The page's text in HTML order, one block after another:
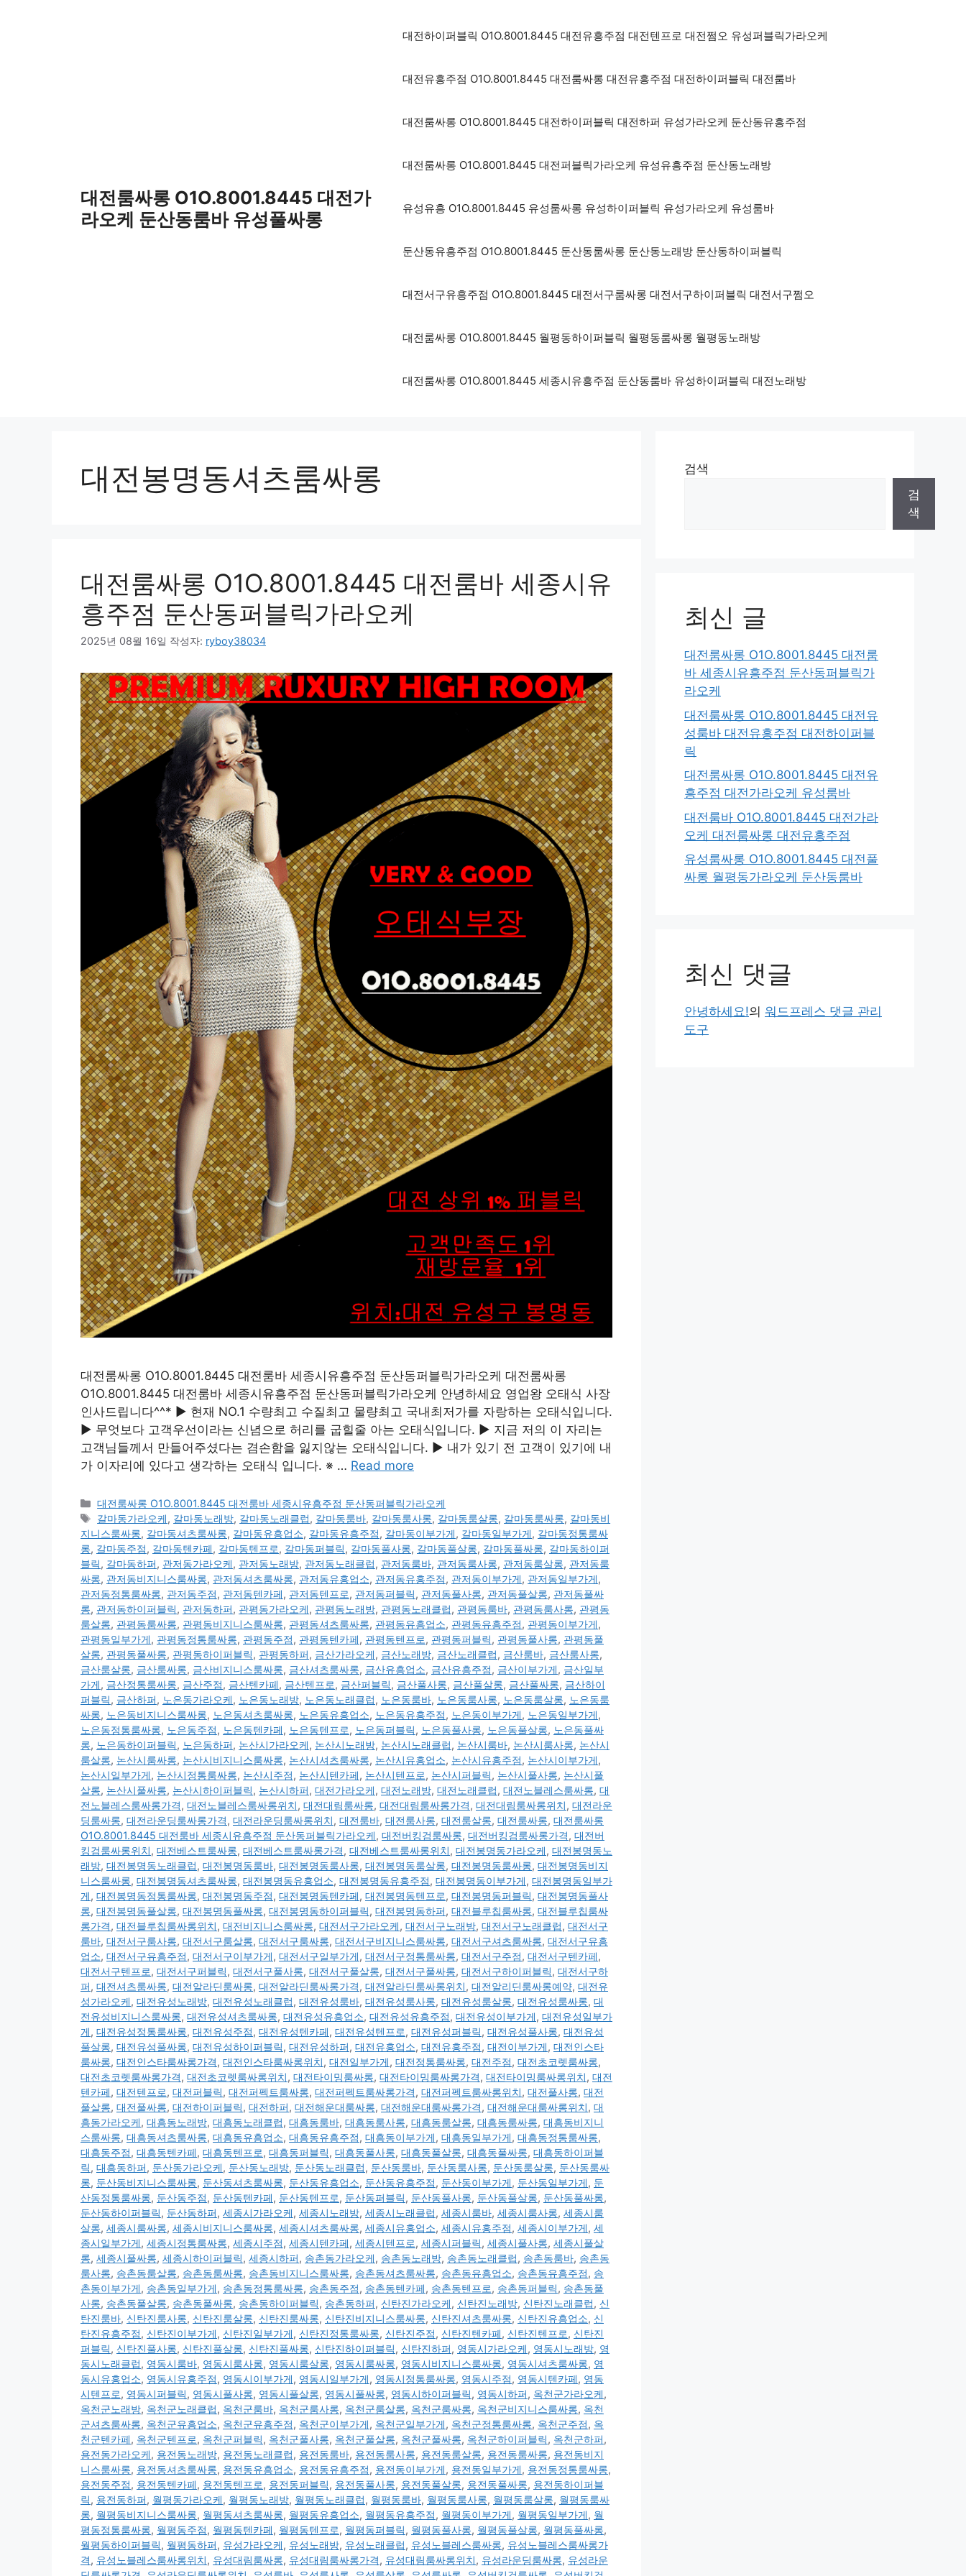
대전룸싸롱 O1O.8001.8445 대전가
라오케 둔산동룸바 유성풀싸롱
대전하이퍼블릭 O1O.8001.8445 대전유흥주점 대전텐프로 대전쩜오 유성퍼블릭가라오케
대전유흥주점 O1O.8001.8445 대전룸싸롱 대전유흥주점 대전하이퍼블릭 대전룸바
대전룸싸롱 O1O.8001.8445 대전하이퍼블릭 대전하퍼 유성가라오케 둔산동유흥주점
대전룸싸롱 O1O.8001.8445 대전퍼블릭가라오케 유성유흥주점 둔산동노래방
유성유흥 O1O.8001.8445 유성룸싸롱 유성하이퍼블릭 유성가라오케 유성룸바
둔산동유흥주점 O1O.8001.8445 둔산동룸싸롱 둔산동노래방 둔산동하이퍼블릭
대전서구유흥주점 O1O.8001.8445 대전서구룸싸롱 대전서구하이퍼블릭 대전서구쩜오
대전룸싸롱 O1O.8001.8445 월평동하이퍼블릭 월평동룸싸롱 월평동노래방
대전룸싸롱 O1O.8001.8445 세종시유흥주점 둔산동룸바 유성하이퍼블릭 대전노래방
대전봉명동셔츠룸싸롱
대전룸싸롱 O1O.8001.8445 대전룸바 세종시유
흥주점 둔산동퍼블릭가라오케
2025년 08월 16일 작성자: ryboy38034
대전룸싸롱 O1O.8001.8445 대전룸바 세종시유흥주점 둔산동퍼블릭가라오케 대전룸싸롱
O1O.8001.8445 대전룸바 세종시유흥주점 둔산동퍼블릭가라오케 안녕하세요 영업왕 오태식 사장
인사드립니다^^* ▶ 현재 NO.1 수량최고 수질최고 물량최고 국내최저가를 자랑하는 오태식입니다.
▶ 무엇보다 고객우선이라는 신념으로 허리를 굽힐줄 아는 오태식입니다. ▶ 지금 저의 이 자리는
고객님들께서 만들어주셨다는 겸손함을 잃지않는 오태식입니다. ▶ 내가 있기 전 고객이 있기에 내
가 이자리에 있다고 생각하는 오태식 입니다. ※ … Read more
카
테
고
리
대전룸싸롱 O1O.8001.8445 대전룸바 세종시유흥주점 둔산동퍼블릭가라오케
태
그
갈마동가라오케, 갈마동노래방, 갈마동노래클럽, 갈마동룸바, 갈마동룸사롱, 갈마동룸살롱, 갈마동룸싸롱, 갈마동비
지니스룸싸롱, 갈마동셔츠룸싸롱, 갈마동유흥업소, 갈마동유흥주점, 갈마동이부가게, 갈마동일부가게, 갈마동정통룸싸
롱, 갈마동주점, 갈마동텐카페, 갈마동텐프로, 갈마동퍼블릭, 갈마동풀사롱, 갈마동풀살롱, 갈마동풀싸롱, 갈마동하이퍼
블릭, 갈마동하퍼, 관저동가라오케, 관저동노래방, 관저동노래클럽, 관저동룸바, 관저동룸사롱, 관저동룸살롱, 관저동룸
싸롱, 관저동비지니스룸싸롱, 관저동셔츠룸싸롱, 관저동유흥업소, 관저동유흥주점, 관저동이부가게, 관저동일부가게,
관저동정통룸싸롱, 관저동주점, 관저동텐카페, 관저동텐프로, 관저동퍼블릭, 관저동풀사롱, 관저동풀살롱, 관저동풀싸
롱, 관저동하이퍼블릭, 관저동하퍼, 관평동가라오케, 관평동노래방, 관평동노래클럽, 관평동룸바, 관평동룸사롱, 관평동
룸살롱, 관평동룸싸롱, 관평동비지니스룸싸롱, 관평동셔츠룸싸롱, 관평동유흥업소, 관평동유흥주점, 관평동이부가게,
관평동일부가게, 관평동정통룸싸롱, 관평동주점, 관평동텐카페, 관평동텐프로, 관평동퍼블릭, 관평동풀사롱, 관평동풀
살롱, 관평동풀싸롱, 관평동하이퍼블릭, 관평동하퍼, 금산가라오케, 금산노래방, 금산노래클럽, 금산룸바, 금산룸사롱,
금산룸살롱, 금산룸싸롱, 금산비지니스룸싸롱, 금산셔츠룸싸롱, 금산유흥업소, 금산유흥주점, 금산이부가게, 금산일부
가게, 금산정통룸싸롱, 금산주점, 금산텐카페, 금산텐프로, 금산퍼블릭, 금산풀사롱, 금산풀살롱, 금산풀싸롱, 금산하이
퍼블릭, 금산하퍼, 노은동가라오케, 노은동노래방, 노은동노래클럽, 노은동룸바, 노은동룸사롱, 노은동룸살롱, 노은동룸
싸롱, 노은동비지니스룸싸롱, 노은동셔츠룸싸롱, 노은동유흥업소, 노은동유흥주점, 노은동이부가게, 노은동일부가게,
노은동정통룸싸롱, 노은동주점, 노은동텐카페, 노은동텐프로, 노은동퍼블릭, 노은동풀사롱, 노은동풀살롱, 노은동풀싸
롱, 노은동하이퍼블릭, 노은동하퍼, 논산시가라오케, 논산시노래방, 논산시노래클럽, 논산시룸바, 논산시룸사롱, 논산시
룸살롱, 논산시룸싸롱, 논산시비지니스룸싸롱, 논산시셔츠룸싸롱, 논산시유흥업소, 논산시유흥주점, 논산시이부가게,
논산시일부가게, 논산시정통룸싸롱, 논산시주점, 논산시텐카페, 논산시텐프로, 논산시퍼블릭, 논산시풀사롱, 논산시풀
살롱, 논산시풀싸롱, 논산시하이퍼블릭, 논산시하퍼, 대전가라오케, 대전노래방, 대전노래클럽, 대전노블레스룸싸롱, 대
전노블레스룸싸롱가격, 대전노블레스룸싸롱위치, 대전대림룸싸롱, 대전대림룸싸롱가격, 대전대림룸싸롱위치, 대전라운
딩룸싸롱, 대전라운딩룸싸롱가격, 대전라운딩룸싸롱위치, 대전룸바, 대전룸사롱, 대전룸살롱, 대전룸싸롱, 대전룸싸롱
O1O.8001.8445 대전룸바 세종시유흥주점 둔산동퍼블릭가라오케, 대전버킹검룸싸롱, 대전버킹검룸싸롱가격, 대전버
킹검룸싸롱위치, 대전베스트룸싸롱, 대전베스트룸싸롱가격, 대전베스트룸싸롱위치, 대전봉명동가라오케, 대전봉명동노
래방, 대전봉명동노래클럽, 대전봉명동룸바, 대전봉명동룸사롱, 대전봉명동룸살롱, 대전봉명동룸싸롱, 대전봉명동비지
니스룸싸롱, 대전봉명동셔츠룸싸롱, 대전봉명동유흥업소, 대전봉명동유흥주점, 대전봉명동이부가게, 대전봉명동일부가
게, 대전봉명동정통룸싸롱, 대전봉명동주점, 대전봉명동텐카페, 대전봉명동텐프로, 대전봉명동퍼블릭, 대전봉명동풀사
롱, 대전봉명동풀살롱, 대전봉명동풀싸롱, 대전봉명동하이퍼블릭, 대전봉명동하퍼, 대전블루칩룸싸롱, 대전블루칩룸싸
롱가격, 대전블루칩룸싸롱위치, 대전비지니스룸싸롱, 대전서구가라오케, 대전서구노래방, 대전서구노래클럽, 대전서구
룸바, 대전서구룸사롱, 대전서구룸살롱, 대전서구룸싸롱, 대전서구비지니스룸싸롱, 대전서구셔츠룸싸롱, 대전서구유흥
업소, 대전서구유흥주점, 대전서구이부가게, 대전서구일부가게, 대전서구정통룸싸롱, 대전서구주점, 대전서구텐카페,
대전서구텐프로, 대전서구퍼블릭, 대전서구풀사롱, 대전서구풀살롱, 대전서구풀싸롱, 대전서구하이퍼블릭, 대전서구하
퍼, 대전셔츠룸싸롱, 대전알라딘룸싸롱, 대전알라딘룸싸롱가격, 대전알라딘룸싸롱위치, 대전알리딘룸싸롱예약, 대전유
성가라오케, 대전유성노래방, 대전유성노래클럽, 대전유성룸바, 대전유성룸사롱, 대전유성룸살롱, 대전유성룸싸롱, 대
전유성비지니스룸싸롱, 대전유성셔츠룸싸롱, 대전유성유흥업소, 대전유성유흥주점, 대전유성이부가게, 대전유성일부가
게, 대전유성정통룸싸롱, 대전유성주점, 대전유성텐카페, 대전유성텐프로, 대전유성퍼블릭, 대전유성풀사롱, 대전유성
풀살롱, 대전유성풀싸롱, 대전유성하이퍼블릭, 대전유성하퍼, 대전유흥업소, 대전유흥주점, 대전이부가게, 대전인스타
룸싸롱, 대전인스타룸싸롱가격, 대전인스타룸싸롱위치, 대전일부가게, 대전정통룸싸롱, 대전주점, 대전초코렛룸싸롱,
대전초코렛룸싸롱가격, 대전초코렛룸싸롱위치, 대전타이밍룸싸롱, 대전타이밍룸싸롱가격, 대전타이밍룸싸롱위치, 대전
텐카페, 대전텐프로, 대전퍼블릭, 대전퍼펙트룸싸롱, 대전퍼펙트룸싸롱가격, 대전퍼펙트룸싸롱위치, 대전풀사롱, 대전
풀살롱, 대전풀싸롱, 대전하이퍼블릭, 대전하퍼, 대전해운대룸싸롱, 대전해운대룸싸롱가격, 대전해운대룸싸롱위치, 대
흥동가라오케, 대흥동노래방, 대흥동노래클럽, 대흥동룸바, 대흥동룸사롱, 대흥동룸살롱, 대흥동룸싸롱, 대흥동비지니
스룸싸롱, 대흥동셔츠룸싸롱, 대흥동유흥업소, 대흥동유흥주점, 대흥동이부가게, 대흥동일부가게, 대흥동정통룸싸롱,
대흥동주점, 대흥동텐카페, 대흥동텐프로, 대흥동퍼블릭, 대흥동풀사롱, 대흥동풀살롱, 대흥동풀싸롱, 대흥동하이퍼블
릭, 대흥동하퍼, 둔산동가라오케, 둔산동노래방, 둔산동노래클럽, 둔산동룸바, 둔산동룸사롱, 둔산동룸살롱, 둔산동룸싸
롱, 둔산동비지니스룸싸롱, 둔산동셔츠룸싸롱, 둔산동유흥업소, 둔산동유흥주점, 둔산동이부가게, 둔산동일부가게, 둔
산동정통룸싸롱, 둔산동주점, 둔산동텐카페, 둔산동텐프로, 둔산동퍼블릭, 둔산동풀사롱, 둔산동풀살롱, 둔산동풀싸롱,
둔산동하이퍼블릭, 둔산동하퍼, 세종시가라오케, 세종시노래방, 세종시노래클럽, 세종시룸바, 세종시룸사롱, 세종시룸
살롱, 세종시룸싸롱, 세종시비지니스룸싸롱, 세종시셔츠룸싸롱, 세종시유흥업소, 세종시유흥주점, 세종시이부가게, 세
종시일부가게, 세종시정통룸싸롱, 세종시주점, 세종시텐카페, 세종시텐프로, 세종시퍼블릭, 세종시풀사롱, 세종시풀살
롱, 세종시풀싸롱, 세종시하이퍼블릭, 세종시하퍼, 송촌동가라오케, 송촌동노래방, 송촌동노래클럽, 송촌동룸바, 송촌동
룸사롱, 송촌동룸살롱, 송촌동룸싸롱, 송촌동비지니스룸싸롱, 송촌동셔츠룸싸롱, 송촌동유흥업소, 송촌동유흥주점, 송
촌동이부가게, 송촌동일부가게, 송촌동정통룸싸롱, 송촌동주점, 송촌동텐카페, 송촌동텐프로, 송촌동퍼블릭, 송촌동풀
사롱, 송촌동풀살롱, 송촌동풀싸롱, 송촌동하이퍼블릭, 송촌동하퍼, 신탄진가라오케, 신탄진노래방, 신탄진노래클럽, 신
탄진룸바, 신탄진룸사롱, 신탄진룸살롱, 신탄진룸싸롱, 신탄진비지니스룸싸롱, 신탄진셔츠룸싸롱, 신탄진유흥업소, 신
탄진유흥주점, 신탄진이부가게, 신탄진일부가게, 신탄진정통룸싸롱, 신탄진주점, 신탄진텐카페, 신탄진텐프로, 신탄진
퍼블릭, 신탄진풀사롱, 신탄진풀살롱, 신탄진풀싸롱, 신탄진하이퍼블릭, 신탄진하퍼, 영동시가라오케, 영동시노래방, 영
동시노래클럽, 영동시룸바, 영동시룸사롱, 영동시룸살롱, 영동시룸싸롱, 영동시비지니스룸싸롱, 영동시셔츠룸싸롱, 영
동시유흥업소, 영동시유흥주점, 영동시이부가게, 영동시일부가게, 영동시정통룸싸롱, 영동시주점, 영동시텐카페, 영동
시텐프로, 영동시퍼블릭, 영동시풀사롱, 영동시풀살롱, 영동시풀싸롱, 영동시하이퍼블릭, 영동시하퍼, 옥천군가라오케,
옥천군노래방, 옥천군노래클럽, 옥천군룸바, 옥천군룸사롱, 옥천군룸살롱, 옥천군룸싸롱, 옥천군비지니스룸싸롱, 옥천
군셔츠룸싸롱, 옥천군유흥업소, 옥천군유흥주점, 옥천군이부가게, 옥천군일부가게, 옥천군정통룸싸롱, 옥천군주점, 옥
천군텐카페, 옥천군텐프로, 옥천군퍼블릭, 옥천군풀사롱, 옥천군풀살롱, 옥천군풀싸롱, 옥천군하이퍼블릭, 옥천군하퍼,
용전동가라오케, 용전동노래방, 용전동노래클럽, 용전동룸바, 용전동룸사롱, 용전동룸살롱, 용전동룸싸롱, 용전동비지
니스룸싸롱, 용전동셔츠룸싸롱, 용전동유흥업소, 용전동유흥주점, 용전동이부가게, 용전동일부가게, 용전동정통룸싸롱,
용전동주점, 용전동텐카페, 용전동텐프로, 용전동퍼블릭, 용전동풀사롱, 용전동풀살롱, 용전동풀싸롱, 용전동하이퍼블
릭, 용전동하퍼, 월평동가라오케, 월평동노래방, 월평동노래클럽, 월평동룸바, 월평동룸사롱, 월평동룸살롱, 월평동룸싸
롱, 월평동비지니스룸싸롱, 월평동셔츠룸싸롱, 월평동유흥업소, 월평동유흥주점, 월평동이부가게, 월평동일부가게, 월
평동정통룸싸롱, 월평동주점, 월평동텐카페, 월평동텐프로, 월평동퍼블릭, 월평동풀사롱, 월평동풀살롱, 월평동풀싸롱,
월평동하이퍼블릭, 월평동하퍼, 유성가라오케, 유성노래방, 유성노래클럽, 유성노블레스룸싸롱, 유성노블레스룸싸롱가
격, 유성노블레스룸싸롱위치, 유성대림룸싸롱, 유성대림룸싸롱가격, 유성대림룸싸롱위치, 유성라운딩룸싸롱, 유성라운
검색
검
색
최신 글
대전룸싸롱 O1O.8001.8445 대전룸
바 세종시유흥주점 둔산동퍼블릭가
라오케
대전룸싸롱 O1O.8001.8445 대전유
성룸바 대전유흥주점 대전하이퍼블
릭
대전룸싸롱 O1O.8001.8445 대전유
흥주점 대전가라오케 유성룸바
대전룸바 O1O.8001.8445 대전가라
오케 대전룸싸롱 대전유흥주점
유성룸싸롱 O1O.8001.8445 대전풀
싸롱 월평동가라오케 둔산동룸바
최신 댓글
안녕하세요!의 워드프레스 댓글 관리
도구